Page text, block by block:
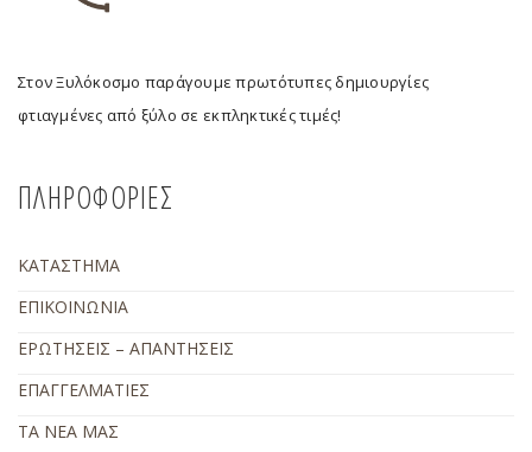
Στον Ξυλόκοσμο παράγουμε πρωτότυπες δημιουργίες
φτιαγμένες από ξύλο σε εκπληκτικές τιμές!
ΠΛΗΡΟΦΟΡΙΕΣ
ΚΑΤΑΣΤΗΜΑ
ΕΠΙΚΟΙΝΩΝΙΑ
ΕΡΩΤΗΣΕΙΣ – ΑΠΑΝΤΗΣΕΙΣ
ΕΠΑΓΓΕΛΜΑΤΙΕΣ
ΤΑ ΝΕΑ ΜΑΣ